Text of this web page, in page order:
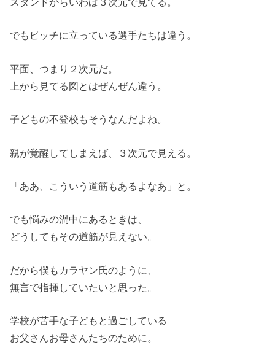
でもピッチに立っている選手たちは違う。
平面、つまり２次元だ。
上から見てる図とはぜんぜん違う。
子どもの不登校もそうなんだよね。
親が覚醒してしまえば、３次元で見える。
「ああ、こういう道筋もあるよなあ」と。
でも悩みの渦中にあるときは、
どうしてもその道筋が見えない。
だから僕もカラヤン氏のように、
無言で指揮していたいと思った。
学校が苦手な子どもと過ごしている
お父さんお母さんたちのために。